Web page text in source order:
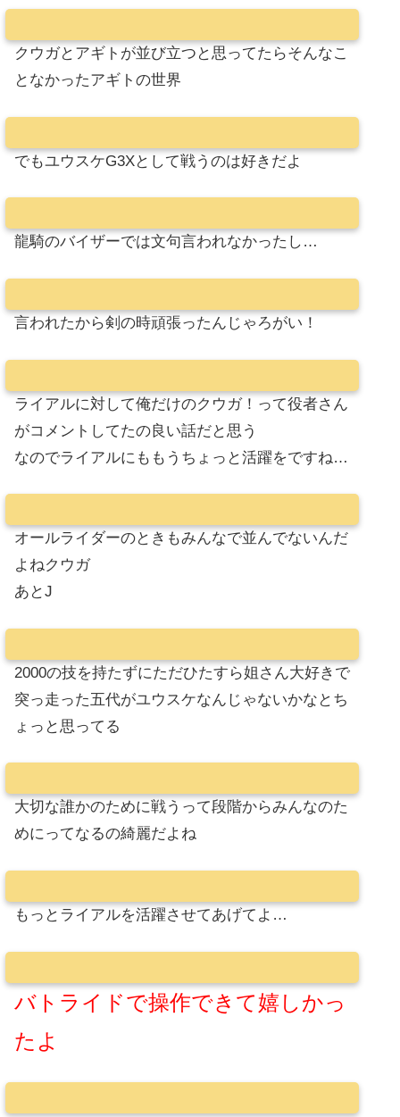
クウガとアギトが並び立つと思ってたらそんなこ
となかったアギトの世界
でもユウスケG3Xとして戦うのは好きだよ
龍騎のバイザーでは文句言われなかったし…
言われたから剣の時頑張ったんじゃろがい！
ライアルに対して俺だけのクウガ！って役者さん
がコメントしてたの良い話だと思う
なのでライアルにももうちょっと活躍をですね…
オールライダーのときもみんなで並んでないんだ
よねクウガ
あとJ
2000の技を持たずにただひたすら姐さん大好きで
突っ走った五代がユウスケなんじゃないかなとち
ょっと思ってる
大切な誰かのために戦うって段階からみんなのた
めにってなるの綺麗だよね
もっとライアルを活躍させてあげてよ…
バトライドで操作できて嬉しかっ
たよ